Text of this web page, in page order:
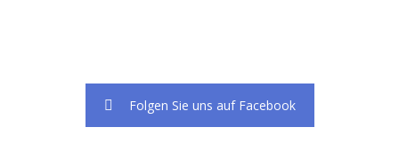
Folgen Sie uns auf Facebook